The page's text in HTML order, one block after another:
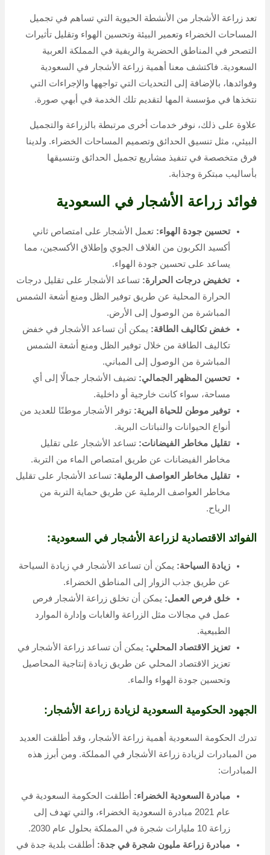
تعد زراعة الأشجار من الأنشطة الحيوية التي تساهم في تجميل
المساحات الخضراء وتعمير البيئة وتحسين الهواء وتقليل تأثيرات
التصحر في المناطق الحضرية والريفية في المملكة العربية
السعودية. فاكتشف معنا أهمية زراعة الأشجار في السعودية
وفوائدها، بالإضافة إلى التحديات التي تواجهها والإجراءات التي
نتخذها في مؤسسة المها لتقديم تلك الخدمة في أبهي صورة.
علاوة على ذلك، نوفر خدمات أخرى مرتبطة بالزراعة والتجميل
البيئي، مثل تنسيق الحدائق وتصميم المساحات الخضراء. ولدينا
فرق متخصصة في تنفيذ مشاريع تجميل الحدائق وتنسيقها
بأساليب مبتكرة وجذابة.
فوائد زراعة الأشجار في السعودية
تحسين جودة الهواء: تعمل الأشجار على امتصاص ثاني
أكسيد الكربون من الغلاف الجوي وإطلاق الأكسجين، مما
يساعد على تحسين جودة الهواء.
تخفيض درجات الحرارة: تساعد الأشجار على تقليل درجات
الحرارة المحلية عن طريق توفير الظل ومنع أشعة الشمس
المباشرة من الوصول إلى الأرض.
خفض تكاليف الطاقة: يمكن أن تساعد الأشجار في خفض
تكاليف الطاقة من خلال توفير الظل ومنع أشعة الشمس
المباشرة من الوصول إلى المباني.
تحسين المظهر الجمالي: تضيف الأشجار جمالًا إلى أي
مساحة، سواء كانت خارجية أو داخلية.
توفير موطن للحياة البرية: توفر الأشجار موطنًا للعديد من
أنواع الحيوانات والنباتات البرية.
تقليل مخاطر الفيضانات: تساعد الأشجار على تقليل
مخاطر الفيضانات عن طريق امتصاص الماء من التربة.
تقليل مخاطر العواصف الرملية: تساعد الأشجار على تقليل
مخاطر العواصف الرملية عن طريق حماية التربة من
الرياح.
الفوائد الاقتصادية لزراعة الأشجار في السعودية:
زيادة السياحة: يمكن أن تساعد الأشجار في زيادة السياحة
عن طريق جذب الزوار إلى المناطق الخضراء.
خلق فرص العمل: يمكن أن تخلق زراعة الأشجار فرص
عمل في مجالات مثل الزراعة والغابات وإدارة الموارد
الطبيعية.
تعزيز الاقتصاد المحلي: يمكن أن تساعد زراعة الأشجار في
تعزيز الاقتصاد المحلي عن طريق زيادة إنتاجية المحاصيل
وتحسين جودة الهواء والماء.
الجهود الحكومية السعودية لزيادة زراعة الأشجار:
تدرك الحكومة السعودية أهمية زراعة الأشجار، وقد أطلقت العديد
من المبادرات لزيادة زراعة الأشجار في المملكة. ومن أبرز هذه
المبادرات:
مبادرة السعودية الخضراء: أطلقت الحكومة السعودية في
عام 2021 مبادرة السعودية الخضراء، والتي تهدف إلى
زراعة 10 مليارات شجرة في المملكة بحلول عام 2030.
مبادرة زراعة مليون شجرة في جدة: أطلقت بلدية جدة في